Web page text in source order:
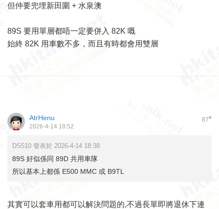
但仲要兜埋新田圍 + 水泉澳
89S 要用單層都唔一定要併入 82K 嘅
始終 82K 用車數不多，而且有時都會用雙層
87#
AtrHenu
2026-4-14 18:52
DS510 發表於 2026-4-14 18:38
89S 好似係同 89D 共用車隊
所以基本上都係 E500 MMC 或 B9TL
其實可以套車用都可以解決問題的,不過長單即將退休下連